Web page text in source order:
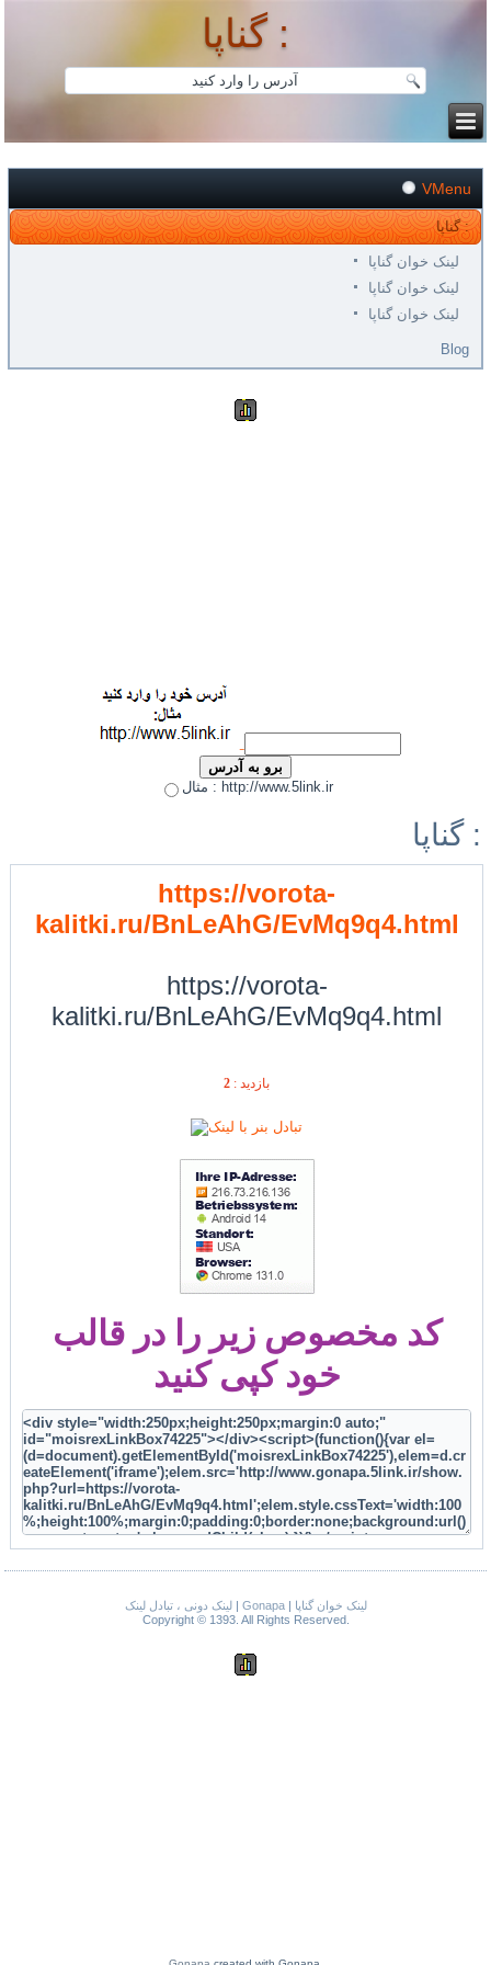
گناپا :
VMenu
گناپا :
لینک خوان گناپا
لینک خوان گناپا
لینک خوان گناپا
Blog
مثال : http://www.5link.ir
گناپا :
https://vorota-
kalitki.ru/BnLeAhG/EvMq9q4.html
https://vorota-
kalitki.ru/BnLeAhG/EvMq9q4.html
بازديد : 2
کد مخصوص زیر را در قالب
خود کپی کنید
لینک دونی ، تبادل لینک| Gonapa|
لینک خوان گناپا
Copyright © 1393. All Rights Reserved.